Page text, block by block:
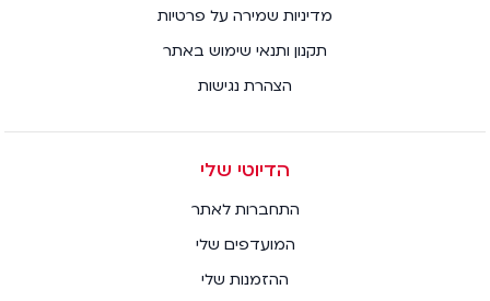
מדיניות שמירה על פרטיות
תקנון ותנאי שימוש באתר
הצהרת נגישות
הדיוטי שלי
התחברות לאתר
המועדפים שלי
ההזמנות שלי